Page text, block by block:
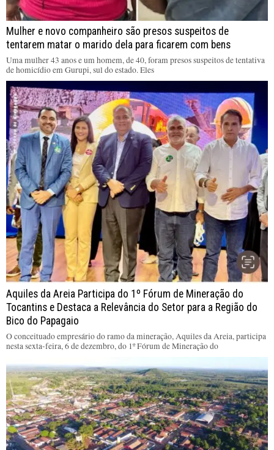
Mulher e novo companheiro são presos suspeitos de
tentarem matar o marido dela para ficarem com bens
Uma mulher 43 anos e um homem, de 40, foram presos suspeitos de tentativa
de homicídio em Gurupi, sul do estado. Eles
Aquiles da Areia Participa do 1º Fórum de Mineração do
Tocantins e Destaca a Relevância do Setor para a Região do
Bico do Papagaio
O conceituado empresário do ramo da mineração, Aquiles da Areia, participa
nesta sexta-feira, 6 de dezembro, do 1º Fórum de Mineração do